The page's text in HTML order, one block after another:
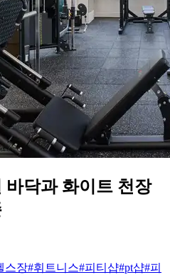
바닥과 화이트 천장
스장#휘트니스#피티샵#pt샵#피